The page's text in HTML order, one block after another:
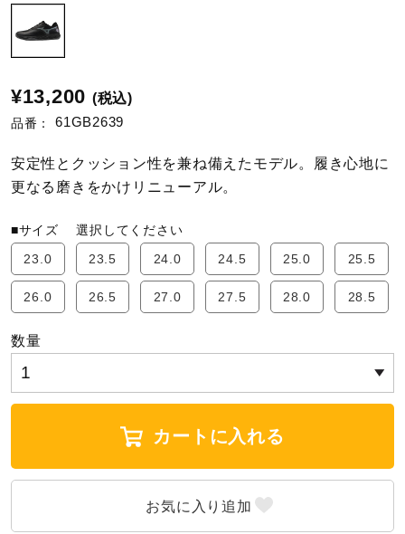
陸上競技
卓球
ソフトボール
柔道
ワーキング
ウォーキングシューズ
¥13,200 (税込)
品番： 61GB2639
安定性とクッション性を兼ね備えたモデル。履き心地に
更なる磨きをかけリニューアル。
■サイズ選択してください
23.0
23.5 24.0 24.5 25.0 25.5
26.0 26.5 27.0 27.5 28.0 28.5
数量
カートに入れる